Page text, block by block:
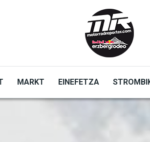
MARKT EINEFETZA